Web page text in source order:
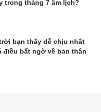
trong tháng 7 âm lịch?
bạn thấy dễ chịu nhất
điều bất ngờ về bản thân